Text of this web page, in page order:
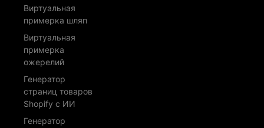
Виртуальная
примерка шляп
Виртуальная
примерка
ожерелий
Генератор
страниц товаров
Shopify с ИИ
Генератор